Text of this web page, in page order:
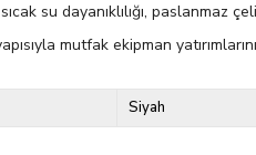
su dayanıklılığı, paslanmaz
mutfak ekipman
Siyah